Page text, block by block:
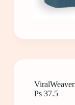
ViralWeaver
Ps 37.5